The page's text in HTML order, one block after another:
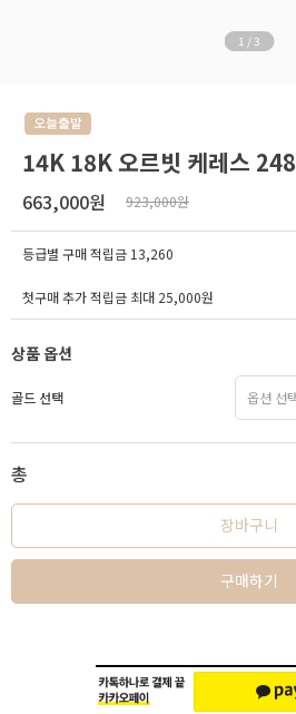
1 / 3
14K 18K 오르빗 케레스 248
663,000원 923,000원
등급별 구매 적립금 13,260
첫구매 추가 적립금 최대 25,000원
상품 옵션
골드 선택
총
장바구니
구매하기